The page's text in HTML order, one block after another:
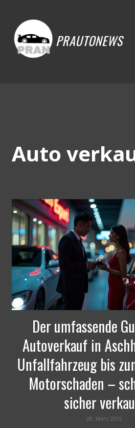
PRAUTONEWS
Auto
Der umfassende
Autoverkauf in
Unfallfahrzeug bis
Motorschaden –
sicher
28. März 2025